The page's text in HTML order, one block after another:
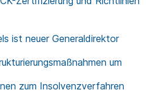
ist neuer Generaldirektor
um
zum Insolvenzverfahren